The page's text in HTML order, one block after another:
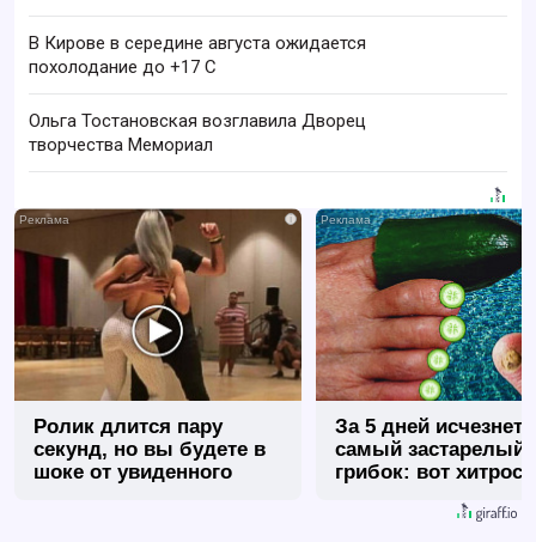
В Кирове в середине августа ожидается
похолодание до +17 C
Ольга Тостановская возглавила Дворец
творчества Мемориал
i
Ролик длится пару
секунд, но вы будете в
шоке от увиденного
За 5 дней исчезнет
самый застарелый
грибок: вот